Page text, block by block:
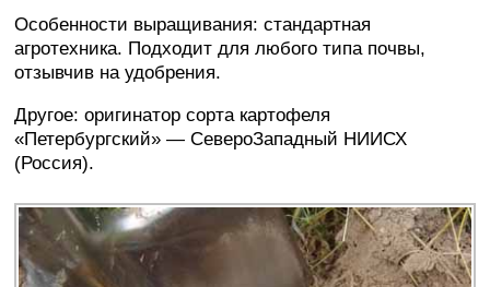
Особенности выращивания: стандартная
агротехника. Подходит для любого типа почвы,
отзывчив на удобрения.
Другое: оригинатор сорта картофеля
«Петербургский» — Северо­Западный НИИСХ
(Россия).